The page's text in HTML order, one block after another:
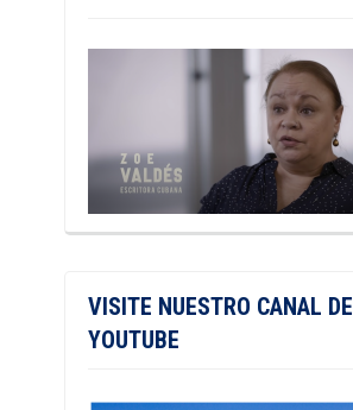
VISITE NUESTRO CANAL DE
YOUTUBE